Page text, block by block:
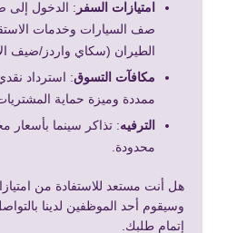
امتيازات السفر : الدخول إلى
صف السيارات وخدمات
الطيران (سكاي واردز/ضيف
مكافآت التسوق
ممددة وميزة حماية
الترفيه: تذاكر سينما
محدودة.
هل أنت مستعد للاستفادة من
وسيقوم أحد الموظفين لدينا
إتمام طلبك.